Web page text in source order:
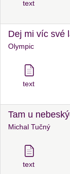
text
Dej mi víc své
Olympic
text
Tam u
Michal Tučný
text